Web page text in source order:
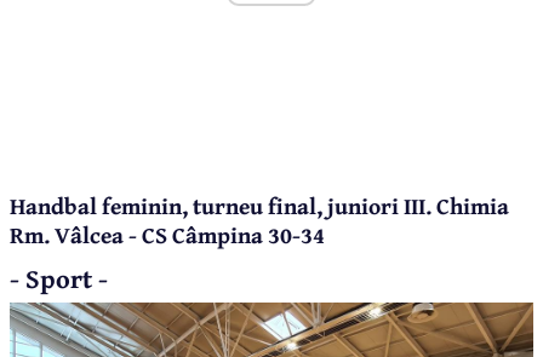
Handbal feminin, turneu final, juniori III. Chimia
Rm. Vâlcea - CS Câmpina 30-34
- Sport -